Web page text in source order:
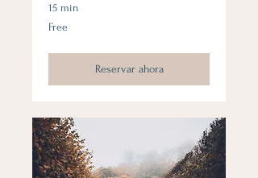
15 min
Free
Free
Reservar ahora